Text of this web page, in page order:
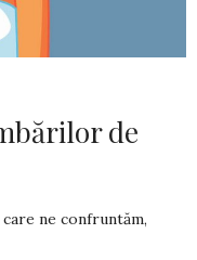
de
ne confruntăm,